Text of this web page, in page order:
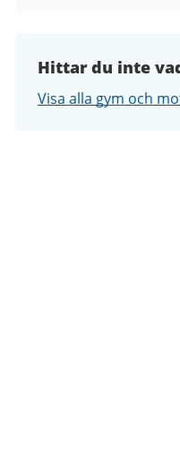
Hittar du inte
Visa alla gym och